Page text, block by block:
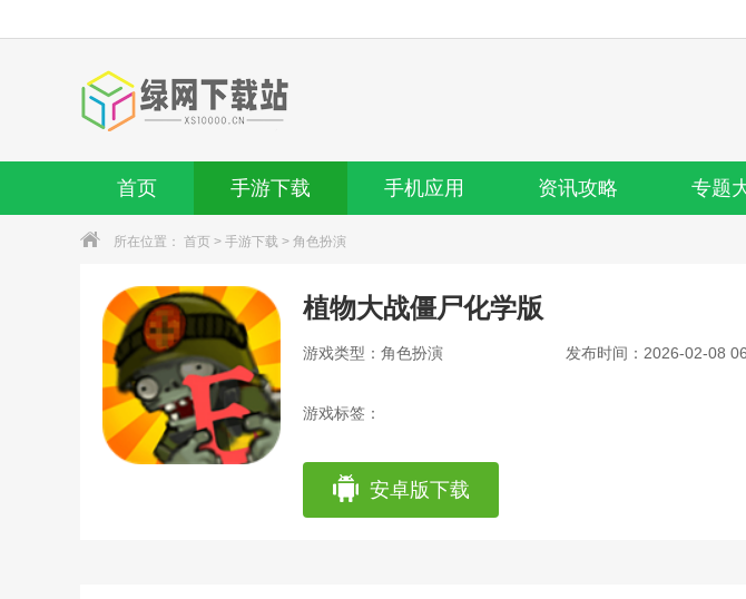
首页 手游下载 手机应用 资讯攻略 专题
所在位置： 首页 > 手游下载 > 角色扮演
植物大战僵尸化学版
游戏类型：角色扮演 发布时间：2026-02-08
游戏标签：
安卓版下载